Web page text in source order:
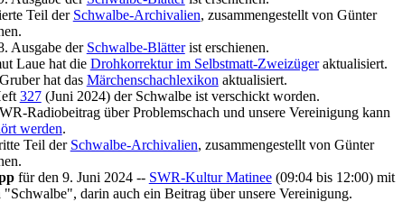
Teil der Schwalbe-Archivalien, zusammengestellt von Günter
Ausgabe der Schwalbe-Blätterist erschienen.
Laue hat die Drohkorrektur im Selbstmatt-Zweizügeraktualisiert.
hat das Märchenschachlexikon aktualisiert.
327(Juni 2024) der Schwalbe ist verschickt worden.
Radiobeitrag über Problemschach und unsere Vereinigung kann
werden.
Teil der Schwalbe-Archivalien, zusammengestellt von Günter
für den 9. Juni 2024 -- SWR-Kultur Matinee(09:04 bis 12:00) mit
"Schwalbe", darin auch ein Beitrag über unsere Vereinigung.